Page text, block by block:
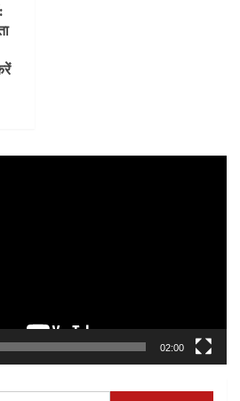
02:00